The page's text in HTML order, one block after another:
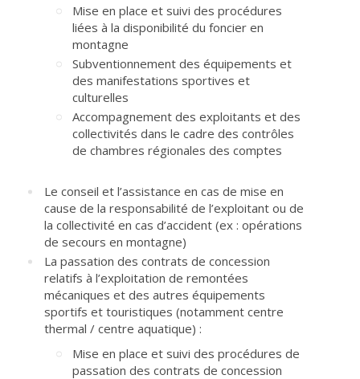
Mise en place et suivi des procédures
liées à la disponibilité du foncier en
montagne
Subventionnement des équipements et
des manifestations sportives et
culturelles
Accompagnement des exploitants et des
collectivités dans le cadre des contrôles
de chambres régionales des comptes
Le conseil et l’assistance en cas de mise en
cause de la responsabilité de l’exploitant ou de
la collectivité en cas d’accident (ex : opérations
de secours en montagne)
La passation des contrats de concession
relatifs à l’exploitation de remontées
mécaniques et des autres équipements
sportifs et touristiques (notamment centre
thermal / centre aquatique) :
Mise en place et suivi des procédures de
passation des contrats de concession